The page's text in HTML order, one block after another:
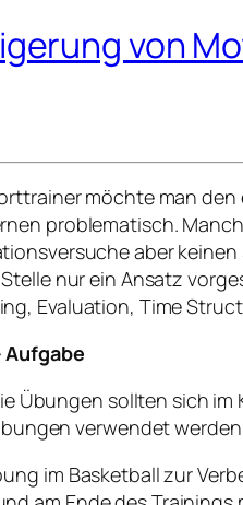
von
möchte man
problematisch.
aber
nur ein Ansatz
Evaluation, Time
Aufgabe
Übungen sollten sich
verwendet
im Basketball zur